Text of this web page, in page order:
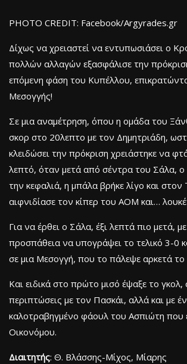
PHOTO CREDIT: Facebook/Argyrades.gr
Δίχως να χρειαστεί να εντυπωσιάσει ο
πολλών αλλαγών εξασφάλισε την
επόμενη φάση του Κυπέλλου,
Μεσογγής!
Σε μια αναμέτρηση, όπου η ομάδα του
σκορ στο 20λεπτο με τον Δημητριάδη,
κλειδώσει την πρόκριση χρειάστηκε να
λεπτό, όταν μετά από σέντρα του Σάλα, ο
την κεφαλιά, η μπάλα βρήκε λίγο και στον
αιφνιδίασε τον κίπερ του ΑΟΜ και…
Για να έρθει ο Σάλα, έξι λεπτά πιο μετά,
προσπάθεια να υπογράψει το τελικό 3-0
σε μια Μεσογγή, που το πάλεψε αρκετά το
Και ειδικά στο πρώτο μισό έψαξε το γκολ,
περιπτώσεις με τον Πασκάι, αλλά και με
καλοτραβηγμένο φάουλ του Ασπιώτη που
Οικονόμου.
Διαιτητής: Θ. Βλάσσης-Μίχος, Μίαρης